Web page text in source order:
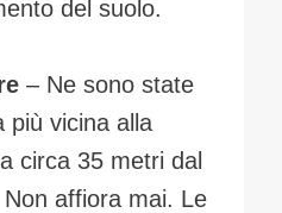
del suolo.
– Ne sono state
più vicina alla
circa 35 metri dal
affiora mai. Le